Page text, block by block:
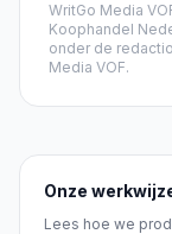
WritGo Media
Koophandel
onder de
Media VOF.
Onze
Lees hoe we